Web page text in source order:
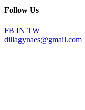
Follow Us
FB IN TW
dillagynaes@gmail.com